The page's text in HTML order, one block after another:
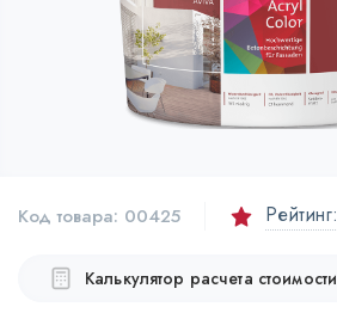
Код товара: 00425 Рейтинг:
Калькулятор расчета стоимости